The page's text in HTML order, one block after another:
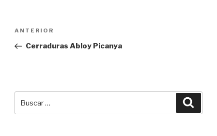
entradas
Entrada
anterior:
ANTERIOR
Cerraduras Abloy Picanya